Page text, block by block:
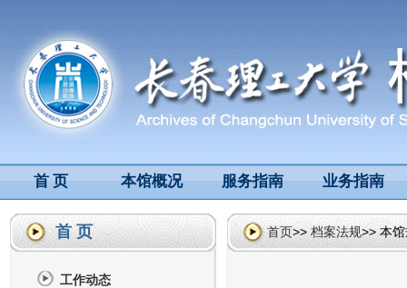
首 页 本馆概况 服务指南 业务指南
首 页
工作动态
首页>> 档案法规>> 本